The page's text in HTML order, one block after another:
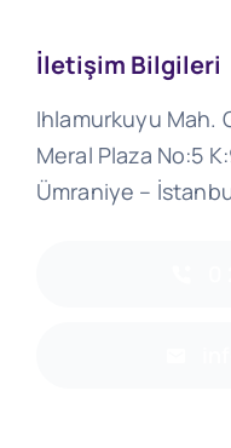
İletişim Bilgileri
Ihlamurkuyu Mah.
Meral Plaza No:5
Ümraniye –